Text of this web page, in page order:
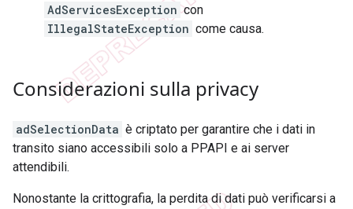
AdServicesException con
IllegalStateException come causa.
Considerazioni sulla privacy
adSelectionData è criptato per garantire che i dati in
transito siano accessibili solo a PPAPI e ai server
attendibili.
Nonostante la crittografia, la perdita di dati può verificarsi a